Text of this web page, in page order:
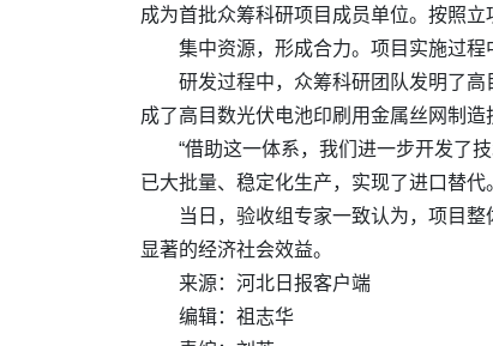
成为首批众筹科研项目成员单位。按照
集中资源，形成合力。项目实施过
研发过程中，众筹科研团队发明了
成了高目数光伏电池印刷用金属丝网制造
“借助这一体系，我们进一步开发了
已大批量、稳定化生产，实现了进口替代
当日，验收组专家一致认为，项目
显著的经济社会效益。
来源：河北日报客户端
编辑：祖志华